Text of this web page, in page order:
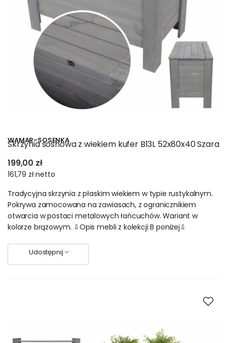
sprawiają, że skrzynia i regał drewniany są inwestycją na lata.
Wszystkie meble
drewniane ze sklepu
polskie regały posiadają
certyfikat FSC
Oferta obejmuje regały drewniane, skrzynie i kufry, które nie
tylko zdobią wnętrza, ale także spełniają wymogi ekologiczne.
WAMAR-SOSENKA
Skrzynia sosnowa z wiekiem kufer B13L 52x80x40 Szara
199,00 zł
161,79 złnetto
Tradycyjna skrzynia z płaskim wiekiem w typie rustykalnym.
Pokrywa zamocowana na zawiasach, z ogranicznikiem
otwarcia w postaci metalowych łańcuchów. Wariant w
kolorze brązowym. ⇩Opis mebli z kolekcji B poniżej⇩
Udostępnij